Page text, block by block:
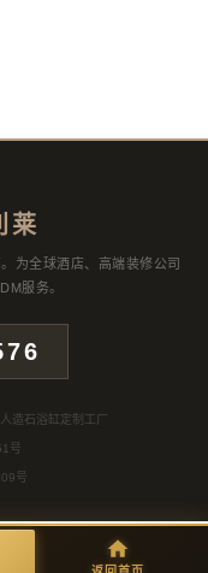
莱
为全球酒店、高端装修公司
服务。
造石浴缸定制工厂
号
号